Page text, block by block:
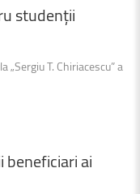
studenții
„Sergiu T. Chiriacescu” a
beneficiariai